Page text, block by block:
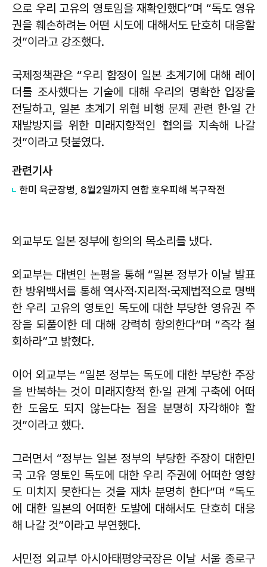
으로 우리 고유의 영토임을 재확인했다”며 “독도 영유
권을 훼손하려는 어떤 시도에 대해서도 단호히 대응할
것”이라고 강조했다.
국제정책관은 “우리 함정이 일본 초계기에 대해 레이
더를 조사했다는 기술에 대해 우리의 명확한 입장을
전달하고, 일본 초계기 위협 비행 문제 관련 한·일 간
재발방지를 위한 미래지향적인 협의를 지속해 나갈
것”이라고 덧붙였다.
관련기사
​한미 육군장병, 8월2일까지 연합 호우피해 복구작전
외교부도 일본 정부에 항의의 목소리를 냈다.
외교부는 대변인 논평을 통해 “일본 정부가 이날 발표
한 방위백서를 통해 역사적·지리적·국제법적으로 명백
한 우리 고유의 영토인 독도에 대한 부당한 영유권 주
장을 되풀이한 데 대해 강력히 항의한다”며 “즉각 철
회하라”고 밝혔다.
이어 외교부는 “일본 정부는 독도에 대한 부당한 주장
을 반복하는 것이 미래지향적 한·일 관계 구축에 어떠
한 도움도 되지 않는다는 점을 분명히 자각해야 할
것”이라고 했다.
그러면서 “정부는 일본 정부의 부당한 주장이 대한민
국 고유 영토인 독도에 대한 우리 주권에 어떠한 영향
도 미치지 못한다는 것을 재차 분명히 한다”며 “독도
에 대한 일본의 어떠한 도발에 대해서도 단호히 대응
해 나갈 것”이라고 부연했다.
서민정 외교부 아시아태평양국장은 이날 서울 종로구